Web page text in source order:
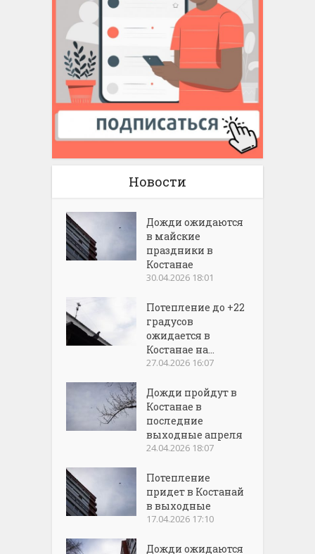
Новости
Дожди ожидаются
в майские
праздники в
Костанае
30.04.2026 18:01
Потепление до +22
градусов
ожидается в
Костанае на...
27.04.2026 16:07
Дожди пройдут в
Костанае в
последние
выходные апреля
24.04.2026 18:07
Потепление
придет в Костанай
в выходные
17.04.2026 17:10
Дожди ожидаются